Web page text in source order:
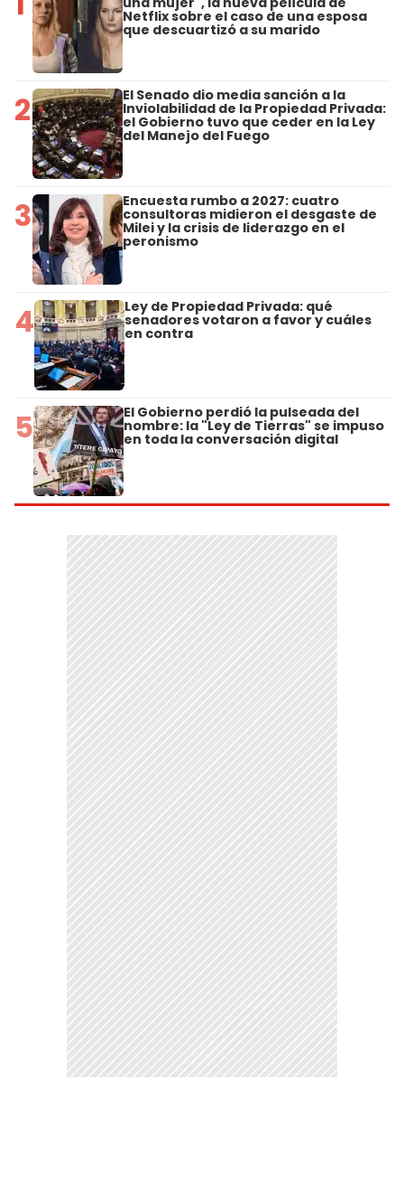
Netflix sobre el caso de una esposa
que descuartizó a su marido
2 El Senado dio media sanción a la
Inviolabilidad de la Propiedad Privada:
el Gobierno tuvo que ceder en la Ley
del Manejo del Fuego
3 Encuesta rumbo a 2027: cuatro
consultoras midieron el desgaste de
Milei y la crisis de liderazgo en el
peronismo
4 Ley de Propiedad Privada: qué
senadores votaron a favor y cuáles
en contra
5 El Gobierno perdió la pulseada del
nombre: la "Ley de Tierras" se impuso
en toda la conversación digital